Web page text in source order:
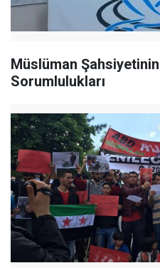
Müslüman
Sorumlulukları